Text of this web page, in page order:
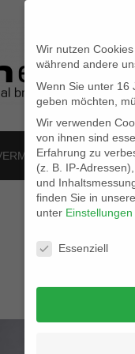
Wir nutzen
während andere
Wenn Sie unter 16
geben möchten,
Wir verwenden
von ihnen sind
Erfahrung zu
(z. B. IP-
und
finden Sie in
unter Einstellungen
Essenziell